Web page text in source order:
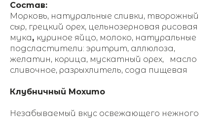
Состав:
Морковь, натуральные сливки, творожный
сыр, грецкий орех, цельнозерновая рисовая
мука, куриное яйцо, молоко, натуральные
подсластители: эритрит, аллюлоза,
желатин, корица, мускатный орех, масло
сливочное, разрыхлитель, сода пищевая
Клубничный Мохито
Незабываемый вкус освежающего нежного